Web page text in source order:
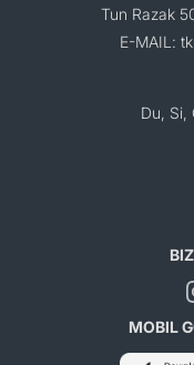
Tun Razak
E-MAIL:
Du, Si,
MOBIL